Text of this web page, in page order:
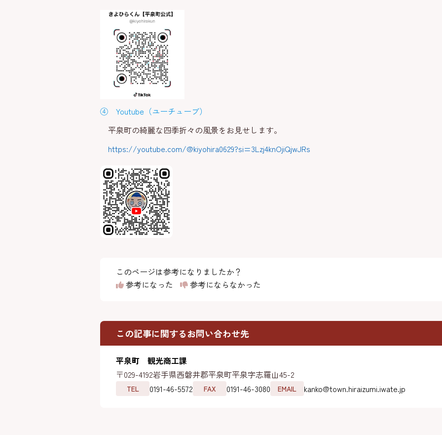
④ Youtube（ユーチューブ）
平泉町の綺麗な四季折々の風景をお見せします。
https://youtube.com/@kiyohira0629?si=3Lzj4knOjiQjwJRs
このページは参考になりましたか？
参考になった
参考にならなかった
この記事に関するお問い合わせ先
平泉町 観光商工課
〒029-4192岩手県西磐井郡平泉町平泉字志羅山45-2
TEL 0191-46-5572 FAX 0191-46-3080 EMAIL kanko@town.hiraizumi.iwate.jp